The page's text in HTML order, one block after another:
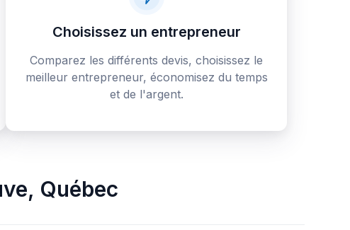
Choisissez un entrepreneur
Comparez les différents devis, choisissez le
meilleur entrepreneur, économisez du temps
et de l'argent.
, Québec